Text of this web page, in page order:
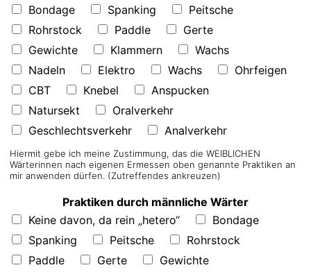
Bondage
Spanking
Peitsche
Rohrstock
Paddle
Gerte
Gewichte
Klammern
Wachs
Nadeln
Elektro Wachs
Ohrfeigen
CBT
Knebel
Anspucken
Natursekt
Oralverkehr
Geschlechtsverkehr
Analverkehr
Hiermit gebe ich meine Zustimmung, das die WEIBLICHEN
Wärterinnen nach eigenen Ermessen oben genannte Praktiken an
mir anwenden dürfen. (Zutreffendes ankreuzen)
Praktiken durch männliche Wärter
Keine davon, da rein „hetero“
Bondage
Spanking
Peitsche
Rohrstock
Paddle
Gerte
Gewichte